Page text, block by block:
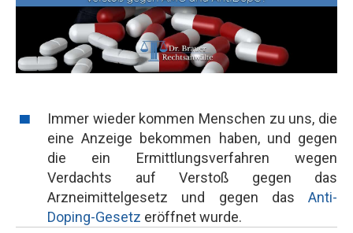
Immer wieder kommen Menschen zu uns, die
eine Anzeige bekommen haben, und gegen
die ein Ermittlungsverfahren wegen
Verdachts auf Verstoß gegen das
Arzneimittelgesetz und gegen das Anti-
Doping-Gesetz eröffnet wurde.